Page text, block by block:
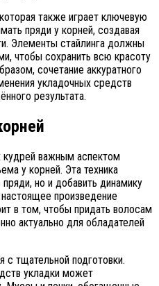
также играет ключевую
пряди у корней, создавая
Элементы стайлинга должны
чтобы сохранить всю красоту
сочетание аккуратного
укладочных средств
результата.
кудрей важным аспектом
у корней. Эта техника
но и добавить динамику
произведение
в том, чтобы придать волосам
актуально для обладателей
с тщательной подготовки.
укладки может